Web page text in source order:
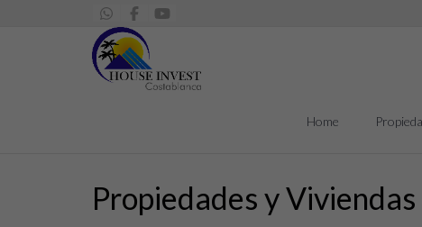
Home
Propiedades y